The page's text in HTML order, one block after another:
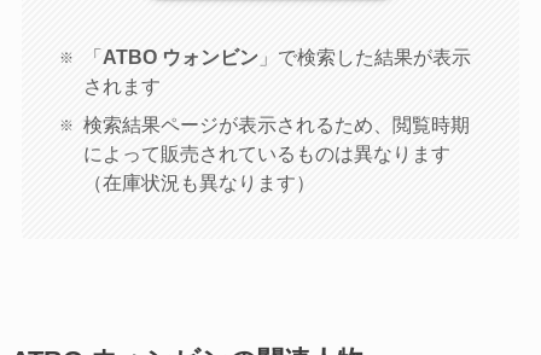
「ATBO ウォンビン」で検索した結果が表示
されます
検索結果ページが表示されるため、閲覧時期
によって販売されているものは異なります
（在庫状況も異なります）